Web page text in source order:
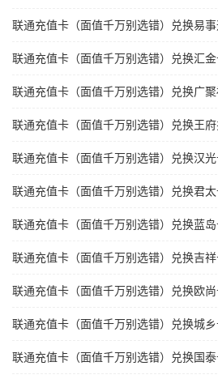
联通充值卡（面值千万别选错）兑换易事
联通充值卡（面值千万别选错）兑换汇
联通充值卡（面值千万别选错）兑换广
联通充值卡（面值千万别选错）兑换王
联通充值卡（面值千万别选错）兑换汉
联通充值卡（面值千万别选错）兑换君
联通充值卡（面值千万别选错）兑换蓝
联通充值卡（面值千万别选错）兑换吉
联通充值卡（面值千万别选错）兑换欧
联通充值卡（面值千万别选错）兑换城
联通充值卡（面值千万别选错）兑换国